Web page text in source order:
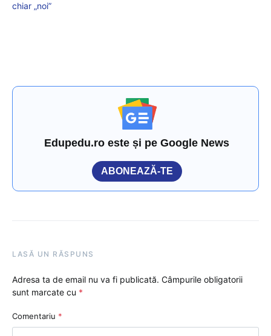
chiar „noi”
Edupedu.ro este și pe Google News
ABONEAZĂ-TE
LASĂ UN RĂSPUNS
Adresa ta de email nu va fi publicată. Câmpurile obligatorii
sunt marcate cu *
Comentariu *